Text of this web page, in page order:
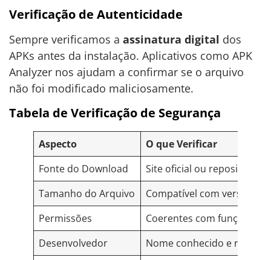
Verificação de Autenticidade
Sempre verificamos a assinatura digital dos
APKs antes da instalação. Aplicativos como APK
Analyzer nos ajudam a confirmar se o arquivo
não foi modificado maliciosamente.
Tabela de Verificação de Segurança
Aspecto
O que Verificar
Fonte do Download
Site oficial ou repositório
Tamanho do Arquivo
Compatível com versões
Permissões
Coerentes com função do
Desenvolvedor
Nome conhecido e